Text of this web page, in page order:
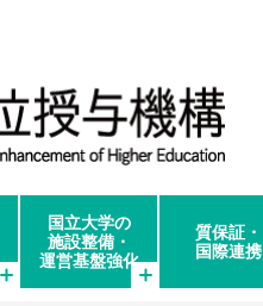
国立大学の
施設整備・
運営基盤強化
質保証・
国際連携